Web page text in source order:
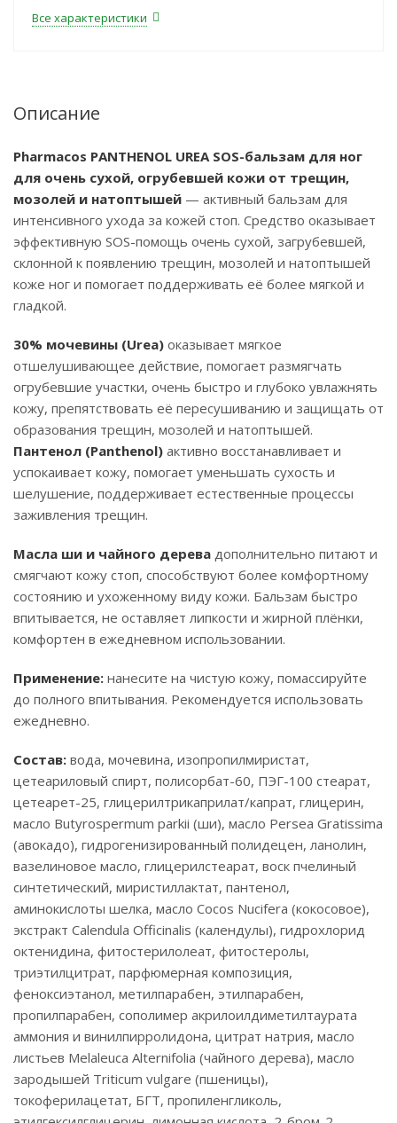
Все характеристики
Описание
Pharmacos PANTHENOL UREA SOS-бальзам для ног
для очень сухой, огрубевшей кожи от трещин,
мозолей и натоптышей — активный бальзам для
интенсивного ухода за кожей стоп. Средство оказывает
эффективную SOS-помощь очень сухой, загрубевшей,
склонной к появлению трещин, мозолей и натоптышей
коже ног и помогает поддерживать её более мягкой и
гладкой.
30% мочевины (Urea) оказывает мягкое
отшелушивающее действие, помогает размягчать
огрубевшие участки, очень быстро и глубоко увлажнять
кожу, препятствовать её пересушиванию и защищать от
образования трещин, мозолей и натоптышей.
Пантенол (Panthenol) активно восстанавливает и
успокаивает кожу, помогает уменьшать сухость и
шелушение, поддерживает естественные процессы
заживления трещин.
Масла ши и чайного дерева дополнительно питают и
смягчают кожу стоп, способствуют более комфортному
состоянию и ухоженному виду кожи. Бальзам быстро
впитывается, не оставляет липкости и жирной плёнки,
комфортен в ежедневном использовании.
Применение: нанесите на чистую кожу, помассируйте
до полного впитывания. Рекомендуется использовать
ежедневно.
Состав: вода, мочевина, изопропилмиристат,
цетеариловый спирт, полисорбат-60, ПЭГ-100 стеарат,
цетеарет-25, глицерилтрикаприлат/капрат, глицерин,
масло Butyrospermum parkii (ши), масло Persea Gratissima
(авокадо), гидрогенизированный полидецен, ланолин,
вазелиновое масло, глицерилстеарат, воск пчелиный
синтетический, миристиллактат, пантенол,
аминокислоты шелка, масло Cocos Nucifera (кокосовое),
экстракт Calendula Officinalis (календулы), гидрохлорид
октенидина, фитостерилолеат, фитостеролы,
триэтилцитрат, парфюмерная композиция,
феноксиэтанол, метилпарабен, этилпарабен,
пропилпарабен, сополимер акрилоилдиметилтаурата
аммония и винилпирролидона, цитрат натрия, масло
листьев Melaleuca Alternifolia (чайного дерева), масло
зародышей Triticum vulgare (пшеницы),
токоферилацетат, БГТ, пропиленгликоль,